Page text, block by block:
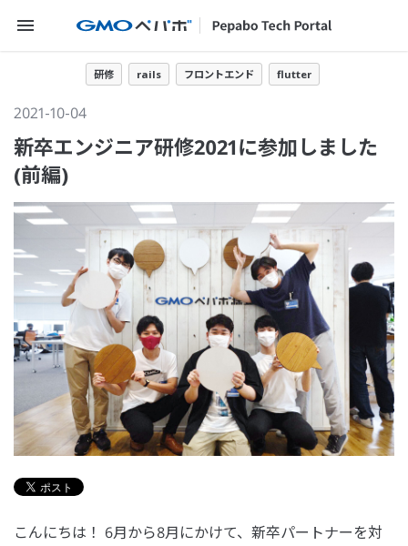
メニューを開く
研修 rails フロントエンド flutter
2021-10-04
新卒エンジニア研修2021に参加しました
(前編)
こんにちは！ 6月から8月にかけて、新卒パートナーを対